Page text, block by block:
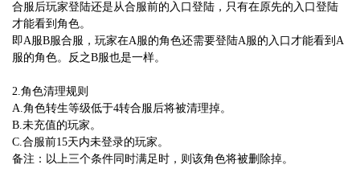
合服后玩家登陆还是从合服前的入口登陆，只有在原先的入口登陆
才能看到角色。
即A服B服合服，玩家在A服的角色还需要登陆A服的入口才能看到A
服的角色。反之B服也是一样。
2.角色清理规则
A.角色转生等级低于4转合服后将被清理掉。
B.未充值的玩家。
C.合服前15天内未登录的玩家。
备注：以上三个条件同时满足时，则该角色将被删除掉。